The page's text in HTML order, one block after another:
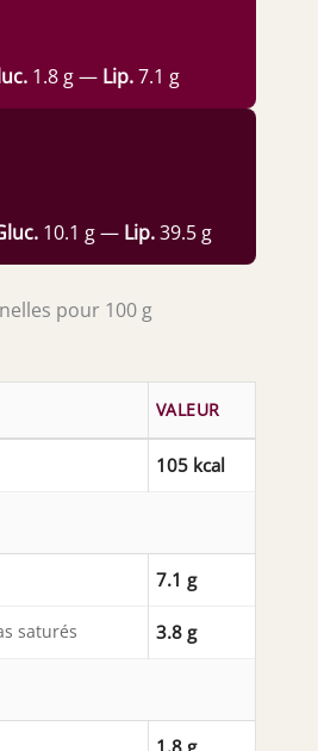
1.8 g — Lip.7.1 g
10.1 g — Lip.39.5 g
pour 100 g
VALEUR
105 kcal
7.1 g
saturés 3.8 g
1.8 g